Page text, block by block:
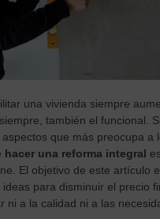
una vivienda siempre
también el funcional.
que más preocupa a
hacer una reforma integral
El objetivo de este artículo
para disminuir el precio
ni a la calidad ni a las